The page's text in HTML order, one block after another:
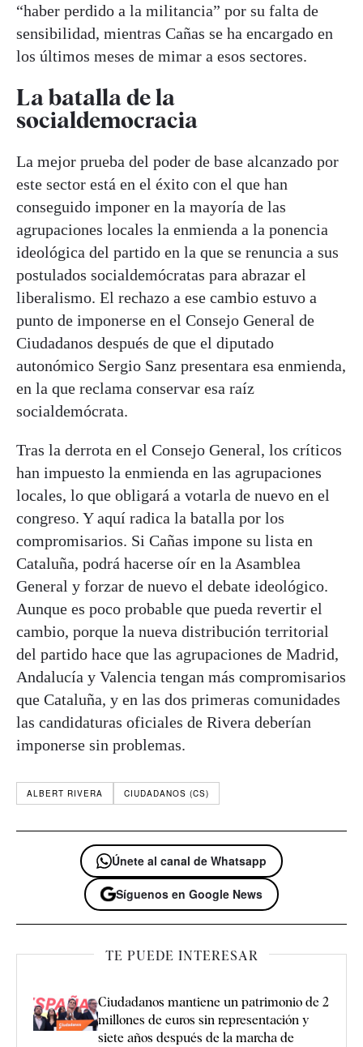
“haber perdido a la militancia” por su falta de
sensibilidad, mientras Cañas se ha encargado en
los últimos meses de mimar a esos sectores.
La batalla de la
socialdemocracia
La mejor prueba del poder de base alcanzado por
este sector está en el éxito con el que han
conseguido imponer en la mayoría de las
agrupaciones locales la enmienda a la ponencia
ideológica del partido en la que se renuncia a sus
postulados socialdemócratas para abrazar el
liberalismo. El rechazo a ese cambio estuvo a
punto de imponerse en el Consejo General de
Ciudadanos después de que el diputado
autonómico Sergio Sanz presentara esa enmienda,
en la que reclama conservar esa raíz
socialdemócrata.
Tras la derrota en el Consejo General, los críticos
han impuesto la enmienda en las agrupaciones
locales, lo que obligará a votarla de nuevo en el
congreso. Y aquí radica la batalla por los
compromisarios. Si Cañas impone su lista en
Cataluña, podrá hacerse oír en la Asamblea
General y forzar de nuevo el debate ideológico.
Aunque es poco probable que pueda revertir el
cambio, porque la nueva distribución territorial
del partido hace que las agrupaciones de Madrid,
Andalucía y Valencia tengan más compromisarios
que Cataluña, y en las dos primeras comunidades
las candidaturas oficiales de Rivera deberían
imponerse sin problemas.
ALBERT RIVERA CIUDADANOS (CS)
Únete al canal de Whatsapp
Síguenos en Google News
TE PUEDE INTERESAR
Ciudadanos mantiene un patrimonio de 2
millones de euros sin representación y
siete años después de la marcha de